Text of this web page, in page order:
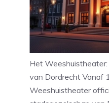
Het
van Dordrecht Vanaf
Weeshuistheater